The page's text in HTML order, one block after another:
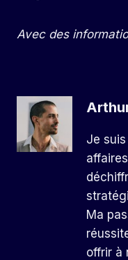
Avec des
Je
Ma
offrir à